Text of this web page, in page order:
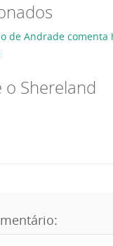
de Andrade comenta
Shereland